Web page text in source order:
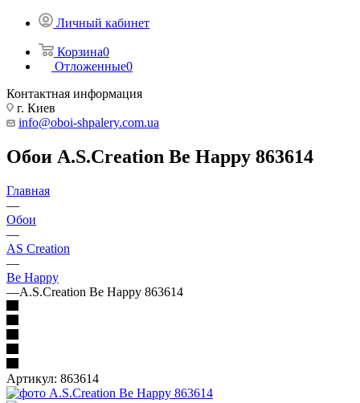
Личный кабинет
Корзина0
Отложенные0
Контактная информация
г. Киев
info@oboi-shpalery.com.ua
Обои A.S.Creation Be Happy 863614
Главная
—
Обои
—
AS Creation
—
Be Happy
—A.S.Creation Be Happy 863614
Артикул: 863614